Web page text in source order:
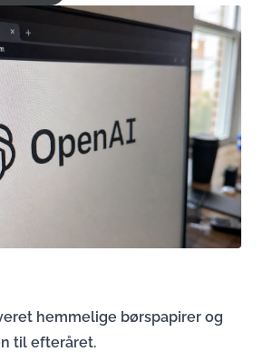
hemmelige børspapirer og
til efteråret.